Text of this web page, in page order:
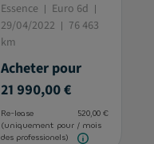
Essence
Euro 6d
29/04/2022
76 463
km
Acheter pour
21 990,00 €
Re-lease
(uniquement pour
des professionels)
520,00 €
/ mois